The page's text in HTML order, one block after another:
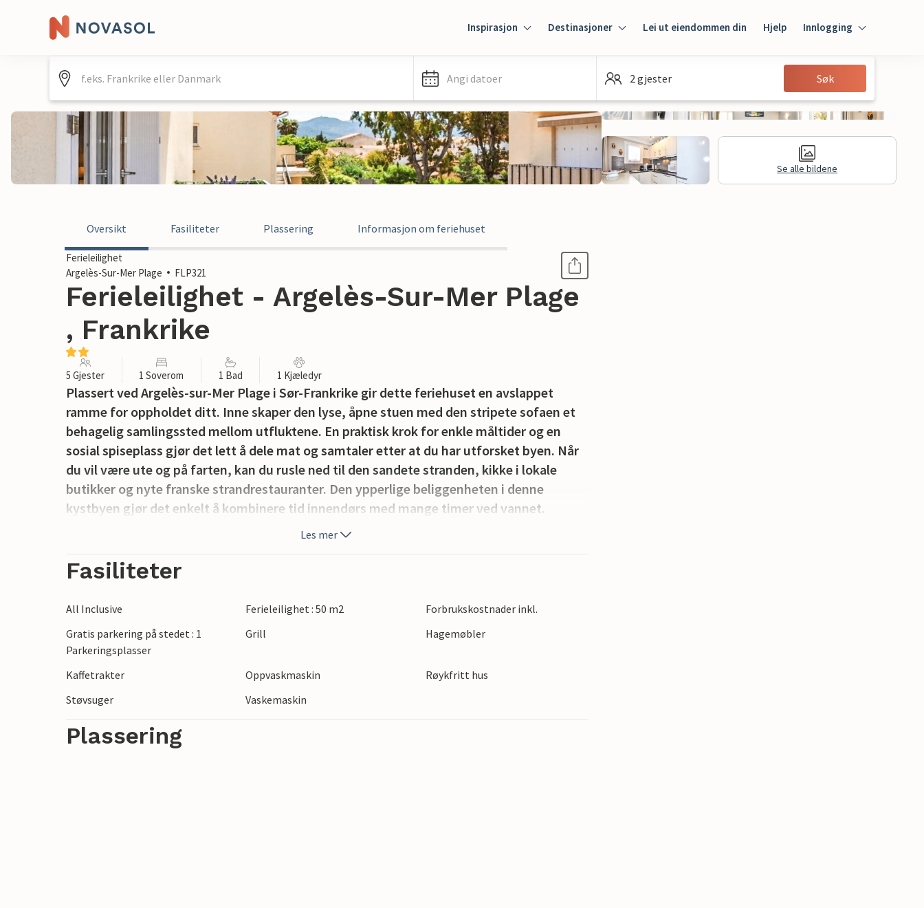
Inspirasjon Destinasjoner Lei ut eiendommen din Hjelp Innlogging
Innlogging
Gjest
Angi datoer 2 gjester Søk
Se alle bildene
Oversikt Fasiliteter Plassering Informasjon om feriehuset
Ferieleilighet
Argelès-Sur-Mer Plage
FLP321
Ferieleilighet - Argelès-Sur-Mer Plage
, Frankrike
5 Gjester 1 Soverom 1 Bad 1 Kjæledyr
Plassert ved Argelès-sur-Mer Plage i Sør-Frankrike gir dette feriehuset en avslappet
ramme for oppholdet ditt. Inne skaper den lyse, åpne stuen med den stripete sofaen et
behagelig samlingssted mellom utfluktene. En praktisk krok for enkle måltider og en
sosial spiseplass gjør det lett å dele mat og samtaler etter at du har utforsket byen. Når
du vil være ute og på farten, kan du rusle ned til den sandete stranden, kikke i lokale
butikker og nyte franske strandrestauranter. Den ypperlige beliggenheten i denne
kystbyen gjør det enkelt å kombinere tid innendørs med mange timer ved vannet.
Les mer
Fasiliteter
All Inclusive Ferieleilighet : 50 m2
Forbrukskostnader inkl.
Gratis parkering på stedet : 1
Parkeringsplasser
Grill Hagemøbler
Kaffetrakter Oppvaskmaskin
Røykfritt hus
Støvsuger
Vaskemaskin
Plassering